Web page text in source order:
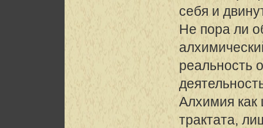
себя и
Не пора ли
реальность
Алхимия как
трактата,